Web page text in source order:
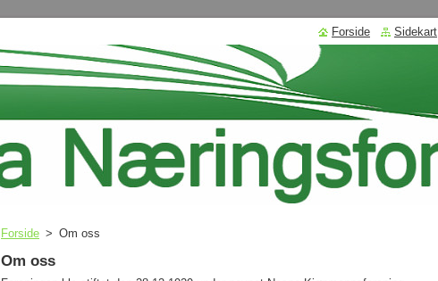
Forside > Om oss
Om oss
Forside Sidekart